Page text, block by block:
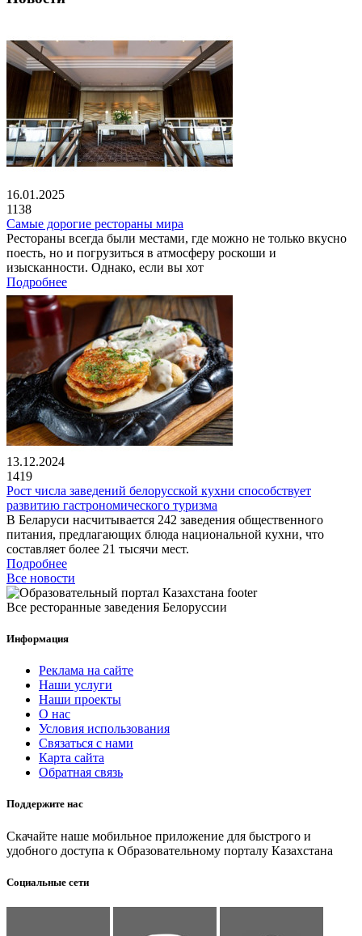
16.01.2025
1138
Самые дорогие рестораны мира
Рестораны всегда были местами, где можно не только вкусно
поесть, но и погрузиться в атмосферу роскоши и
изысканности. Однако, если вы хот
Подробнее
13.12.2024
1419
Рост числа заведений белорусской кухни способствует
развитию гастрономического туризма
В Беларуси насчитывается 242 заведения общественного
питания, предлагающих блюда национальной кухни, что
составляет более 21 тысячи мест.
Подробнее
Все новости
Все ресторанные заведения Белоруссии
Информация
Реклама на сайте
Наши услуги
Наши проекты
О нас
Условия использования
Связаться с нами
Карта сайта
Обратная связь
Поддержите нас
Скачайте наше мобильное приложение для быстрого и
удобного доступа к Образовательному порталу Казахстана
Социальные сети